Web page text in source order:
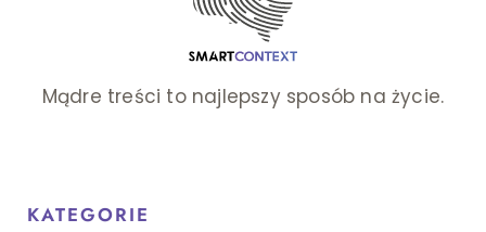
Mądre treści to najlepszy sposób na życie.
KATEGORIE